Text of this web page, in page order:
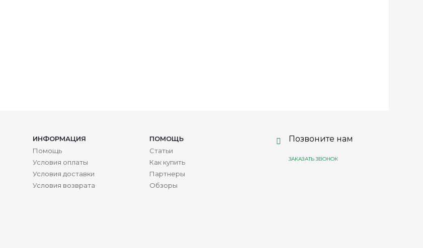
ИНФОРМАЦИЯ
ПОМОЩЬ
Помощь
Условия оплаты
Условия доставки
Условия возврата
Статьи
Как купить
Партнеры
Обзоры
Позвоните нам
ЗАКАЗАТЬ ЗВОНОК